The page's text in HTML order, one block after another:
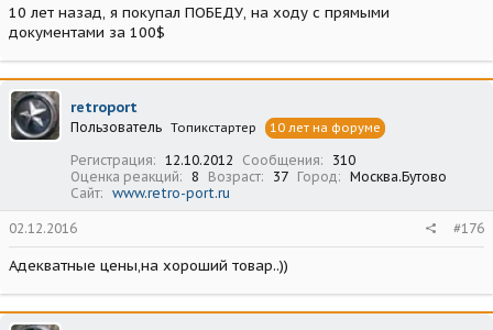
10 лет назад, я покупал ПОБЕДУ, на ходу с прямыми
документами за 100$
retroport
Пользователь Топикстартер 10 лет на форуме
Регистрация 12.10.2012 Сообщения
310
Оценка реакций
8 Возраст 37 Город
Москва.Бутово
Сайт
www.retro-port.ru
02.12.2016 #176
Адекватные цены,на хороший товар..))